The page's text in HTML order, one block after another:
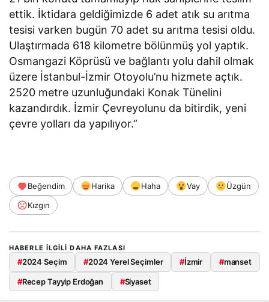
ettik. İktidara geldiğimizde 6 adet atık su arıtma
tesisi varken bugün 70 adet su arıtma tesisi oldu.
Ulaştırmada 618 kilometre bölünmüş yol yaptık.
Osmangazi Köprüsü ve bağlantı yolu dahil olmak
üzere İstanbul-İzmir Otoyolu’nu hizmete açtık.
2520 metre uzunluğundaki Konak Tünelini
kazandırdık. İzmir Çevreyolunu da bitirdik, yeni
çevre yolları da yapılıyor.”
Beğendim Harika Haha Vay
Üzgün
Kızgın
HABERLE ILGILI DAHA FAZLASI
#2024 Seçim #2024 Yerel Seçimler #İzmir #manset
#Recep Tayyip Erdoğan #Siyaset